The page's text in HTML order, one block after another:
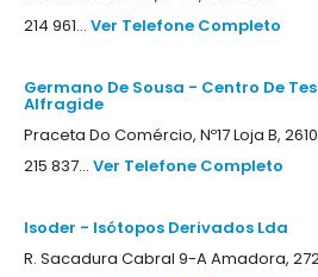
214 961... Ver Telefone Completo
Germano De Sousa - Centro De
Alfragide
Praceta Do Comércio, Nº17 Loja B,
215 837... Ver Telefone Completo
Isoder - Isótopos Derivados Lda
R. Sacadura Cabral 9-A Amadora,